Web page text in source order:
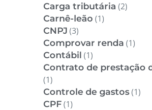
Carga tributária (2)
Carnê-leão (1)
CNPJ (3)
Comprovar renda (1)
Contábil (1)
Contrato de prestação
(1)
Controle de gastos(1)
CPF(1)